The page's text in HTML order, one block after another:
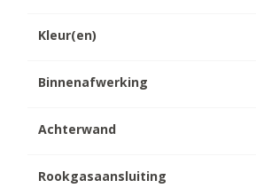
Kleur(en)
Binnenafwerking
Achterwand
Rookgasaansluiting